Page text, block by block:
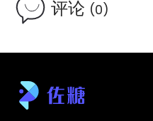
评论 (0)